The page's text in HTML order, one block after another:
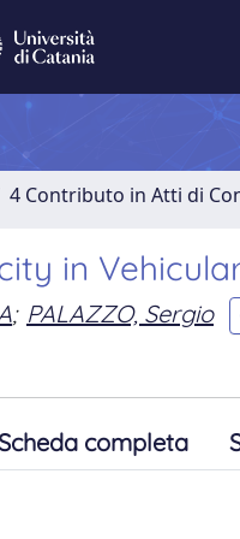
4 Contributo in Atti di
in
; PALAZZO, Sergio
completa